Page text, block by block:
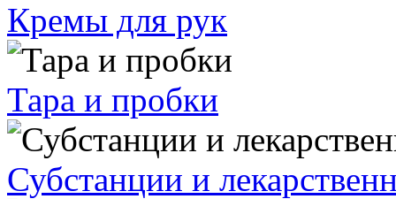
Кремы для рук
Тара и пробки
Субстанции и